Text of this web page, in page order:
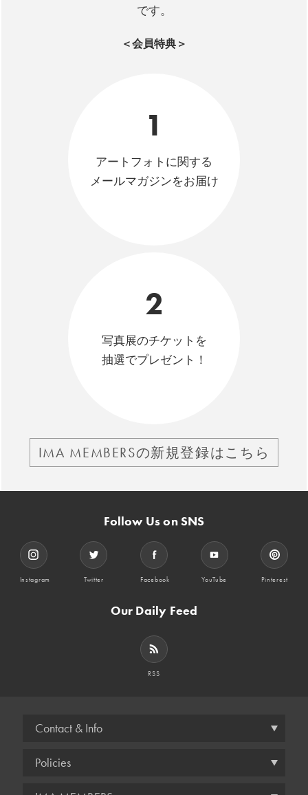
です。
＜会員特典＞
1
アートフォトに関する
メールマガジンをお届け
2
写真展のチケットを
抽選でプレゼント！
IMA MEMBERSの新規登録はこちら
Follow Us on SNS
Instagram Twitter Facebook YouTube Pinterest
Our Daily Feed
RSS
Contact & Info
Policies